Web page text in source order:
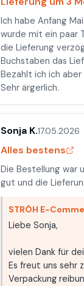
Ich habe Anfang
wurde mit ein paar
die Lieferung
Buchstaben das
Bezahlt ich ich
Sehr ärgerlich.
Sonja K.17.05.2026
Alles bestens
Die Bestellung war
gut und die
STRÖH E-
Liebe Sonja,
vielen Dank für
Es freut uns sehr
Verpackung